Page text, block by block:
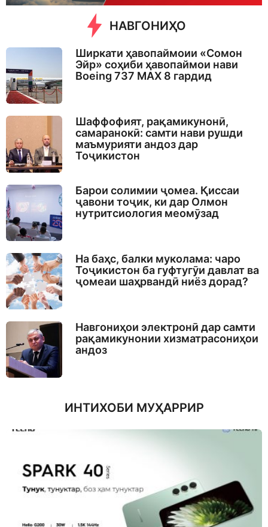
НАВГОНИҲО
Ширкати ҳавопаймоии «Сомон
Эйр» соҳиби ҳавопаймои нави
Boeing 737 MAX 8 гардид
Шаффофият, рақамикунонӣ,
самаранокӣ: самти нави рушди
маъмурияти андоз дар
Тоҷикистон
Барои солимии ҷомеа. Қиссаи
ҷавони тоҷик, ки дар Олмон
нутритсиология меомӯзад
На баҳс, балки муколама: чаро
Тоҷикистон ба гуфтугӯи давлат ва
ҷомеаи шаҳрвандӣ ниёз дорад?
Навгониҳои электронӣ дар самти
рақамикунонии хизматрасониҳои
андоз
ИНТИХОБИ МУҲАРРИР